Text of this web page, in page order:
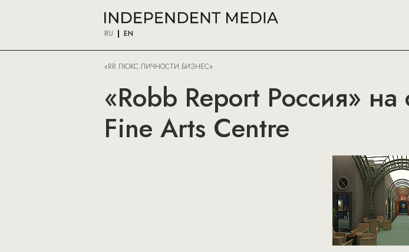
RU EN
«RR ЛЮКС.ЛИЧНОСТИ.БИЗНЕС»
«Robb Report Россия» на
Fine Arts Centre